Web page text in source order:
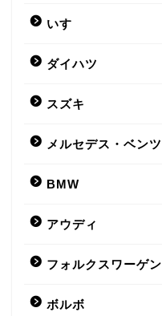
いすゞ
ダイハツ
スズキ
メルセデス・ベンツ
BMW
アウディ
フォルクスワーゲン
ボルボ